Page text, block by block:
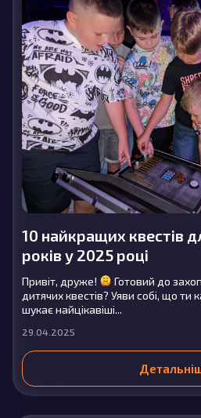
10 найкращих квестів
років у 2025 році
Привіт, друже!
Готовий до
дитячих квестів? Уяви собі, що ти
шукає найцікавіші...
29.04.2025